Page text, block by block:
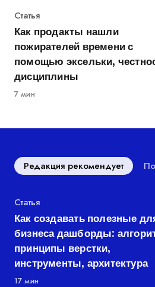
Категория
Статья
Как продакты нашли
пожирателей времени с
помощью эксельки,
дисциплины
7 мин
Редакция рекомендует
Категория
Статья
Как создавать полезные
бизнеса дашборды:
принципы верстки,
инструменты, архитектура
17 мин